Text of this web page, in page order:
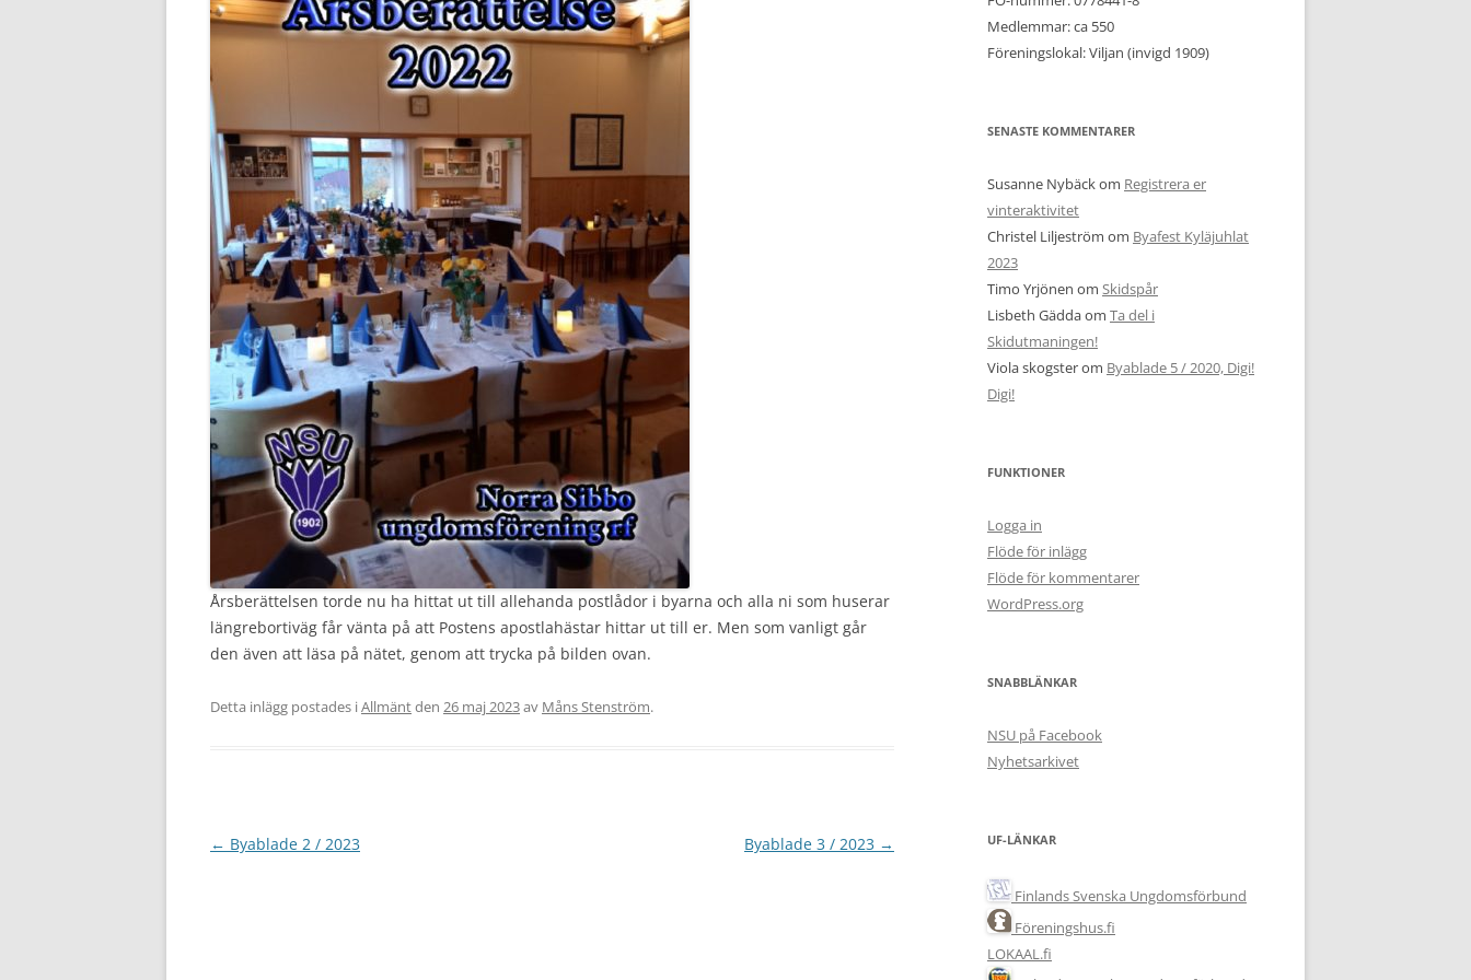
Årsberättelsen torde nu ha hittat ut till allehanda postlådor i byarna och alla ni som huserar
längrebortiväg får vänta på att Postens apostlahästar hittar ut till er. Men som vanligt går
den även att läsa på nätet, genom att trycka på bilden ovan.
Detta inlägg postades iAllmäntden 26 maj 2023av Måns Stenström.
Inläggsnavigering
← Byablade 2 / 2023 Byablade 3 / 2023 →
Medlemmar: ca 550
Föreningslokal: Viljan (invigd 1909)
SENASTE KOMMENTARER
Susanne Nybäckom Registrera er
vinteraktivitet
Christel Liljeström om Byafest Kyläjuhlat
2023
Timo Yrjönen om Skidspår
Lisbeth Gäddaom Ta del i
Skidutmaningen!
Viola skogsterom Byablade 5 / 2020, Digi!
Digi!
FUNKTIONER
Logga in
Flöde för inlägg
Flöde för kommentarer
WordPress.org
SNABBLÄNKAR
NSU på Facebook
Nyhetsarkivet
UF-LÄNKAR
Finlands Svenska Ungdomsförbund
Föreningshus.fi
LOKAAL.fi